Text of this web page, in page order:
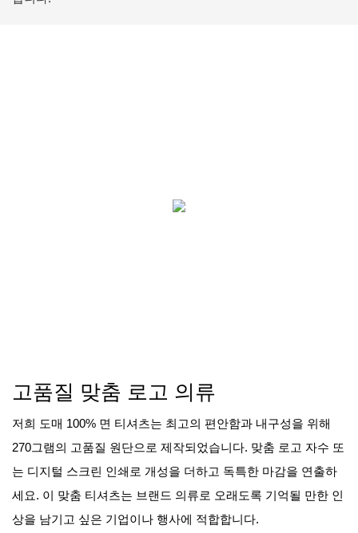
고품질 맞춤 로고 의류
저희 도매 100% 면 티셔츠는 최고의 편안함과 내구성을 위해
270그램의 고품질 원단으로 제작되었습니다. 맞춤 로고 자수 또
는 디지털 스크린 인쇄로 개성을 더하고 독특한 마감을 연출하
세요. 이 맞춤 티셔츠는 브랜드 의류로 오래도록 기억될 만한 인
상을 남기고 싶은 기업이나 행사에 적합합니다.